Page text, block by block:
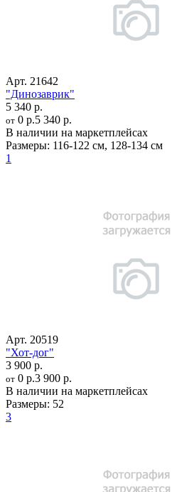
Арт. 21642
"Динозаврик"
5 340 р.
от 0 р.5 340 р.
В наличии на маркетплейсах
Размеры: 116-122 см, 128-134 см
1
Арт. 20519
"Хот-дог"
3 900 р.
от 0 р.3 900 р.
В наличии на маркетплейсах
Размеры: 52
3